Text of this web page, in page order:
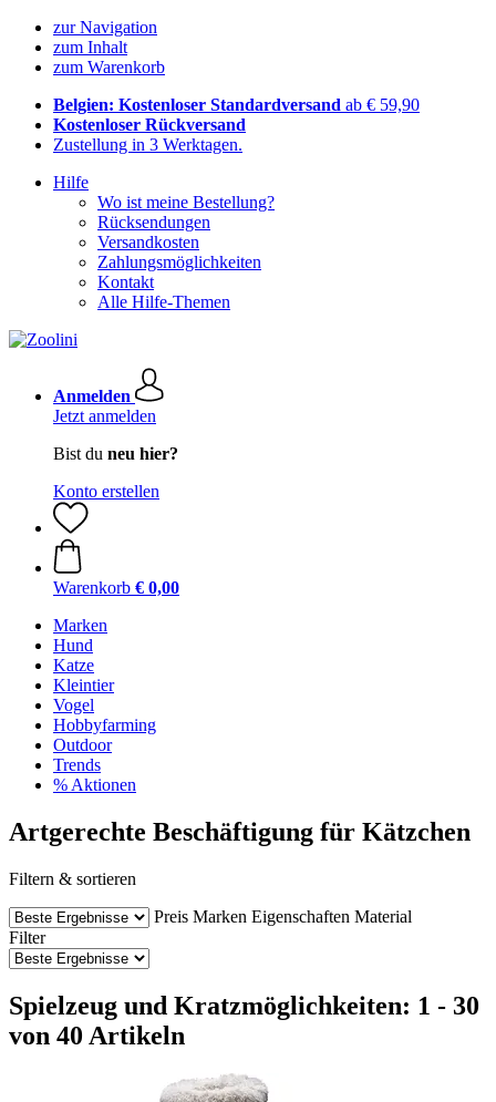
zur Navigation
zum Inhalt
zum Warenkorb
Belgien: Kostenloser Standardversand ab € 59,90
Kostenloser Rückversand
Zustellung in 3 Werktagen.
Hilfe
Wo ist meine Bestellung?
Rücksendungen
Versandkosten
Zahlungsmöglichkeiten
Kontakt
Alle Hilfe-Themen
Anmelden
Jetzt anmelden
Bist du neu hier?
Konto erstellen
Warenkorb € 0,00
Marken
Hund
Katze
Kleintier
Vogel
Hobbyfarming
Outdoor
Trends
% Aktionen
Artgerechte Beschäftigung für Kätzchen
Filtern & sortieren
Preis Marken Eigenschaften Material
Filter
Spielzeug und Kratzmöglichkeiten: 1 - 30
von 40 Artikeln